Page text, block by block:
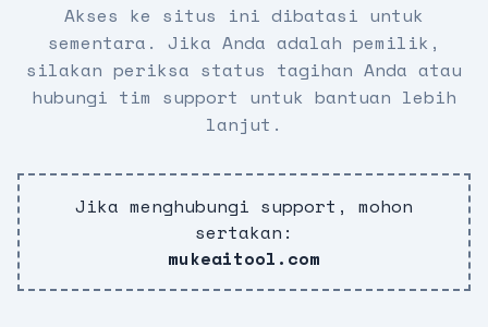
Akses ke situs ini dibatasi untuk
sementara. Jika Anda adalah pemilik,
silakan periksa status tagihan Anda atau
hubungi tim support untuk bantuan lebih
lanjut.
Jika menghubungi support, mohon
sertakan:
mukeaitool.com